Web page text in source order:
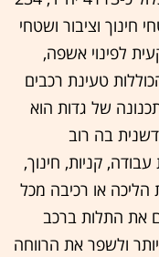
וכ-102 דונם לשטחי חינוך וציבור ושטחי
לפינוי אשפה,
טעינת רכבים
של גדות הוא
חדשנית בה רוב
קניות, חינוך,
נמצאים במרחק 15 דקות הליכה או רכיבה מכל
את התלות ברכב
ולשפר את הרווחה